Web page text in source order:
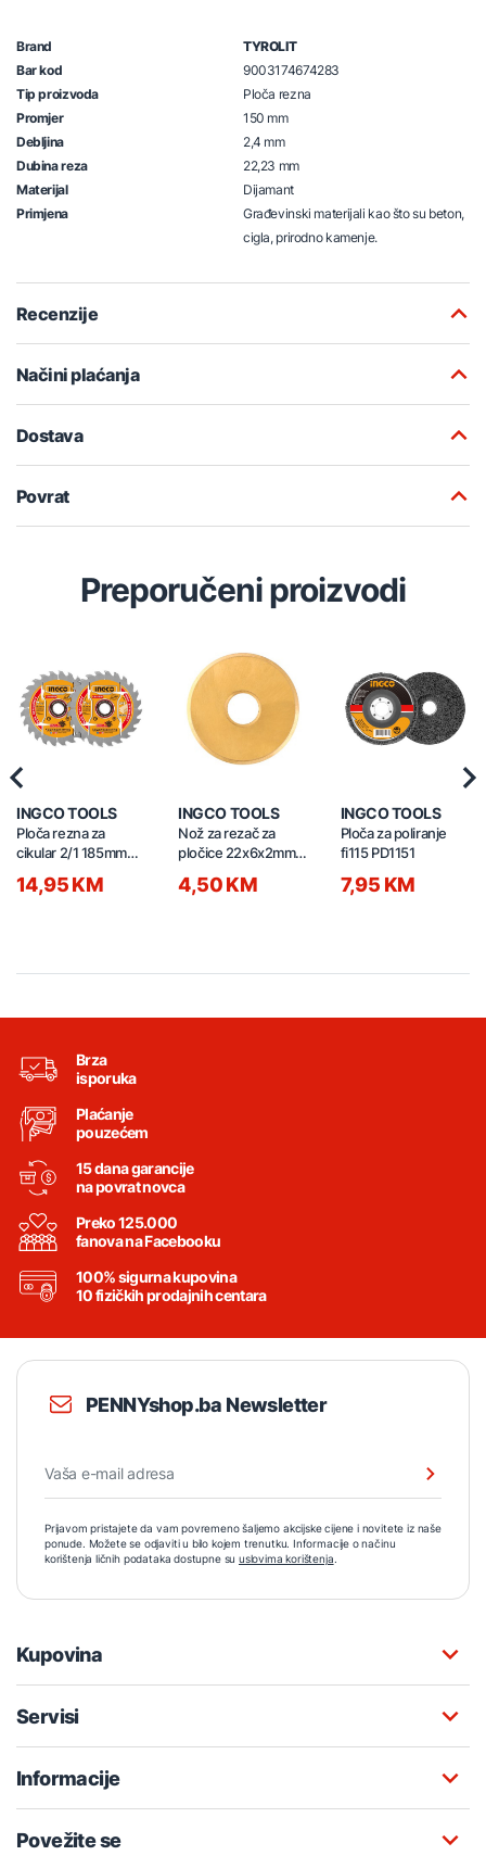
Brand
TYROLIT
Bar kod
9003174674283
Tip proizvoda
Ploča rezna
Promjer
150 mm
Debljina
2,4 mm
Dubina reza
22,23 mm
Materijal
Dijamant
Primjena
Građevinski materijali kao što su beton,
cigla, prirodno kamenje.
Recenzije
Načini plaćanja
Dostava
Povrat
Preporučeni proizvodi
INGCO TOOLS
Ploča rezna za
cikular 2/1 185mm
14,95 KM
INGCO TOOLS
Nož za rezač za
pločice 22x6x2mm
4,50 KM
INGCO TOOLS
Ploča za poliranje
fi115 PD1151
7,95 KM
Brza
isporuka
Plaćanje
pouzećem
15 dana garancije
na povrat novca
Preko 125.000
fanova na Facebooku
100% sigurna kupovina
10 fizičkih prodajnih centara
PENNYshop.ba Newsletter
Prijavom pristajete da vam povremeno šaljemo akcijske cijene i novitete iz naše
ponude. Možete se odjaviti u bilo kojem trenutku. Informacije o načinu
korištenja ličnih podataka dostupne su uslovima korištenja.
Kupovina
Servisi
Informacije
Povežite se